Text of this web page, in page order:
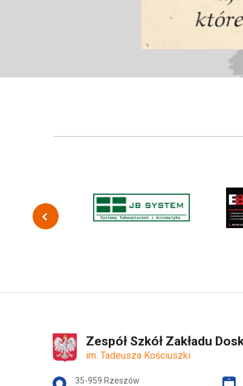
Zespół Szkół Zakładu
im. Tadeusza Kościuszki
Adres pocztowy:
35-959 Rzeszów